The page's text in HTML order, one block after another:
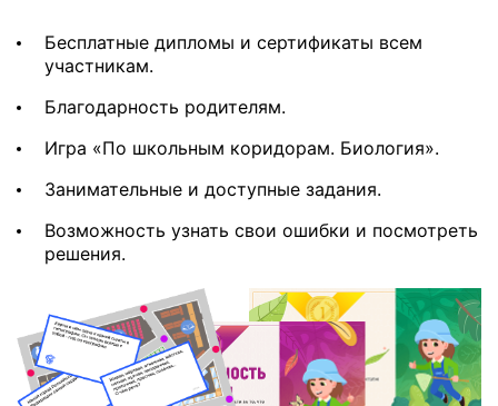
Бесплатные дипломы и сертификаты всем
участникам.
Благодарность родителям.
Игра «По школьным коридорам. Биология».
Занимательные и доступные задания.
Возможность узнать свои ошибки и посмотреть
решения.